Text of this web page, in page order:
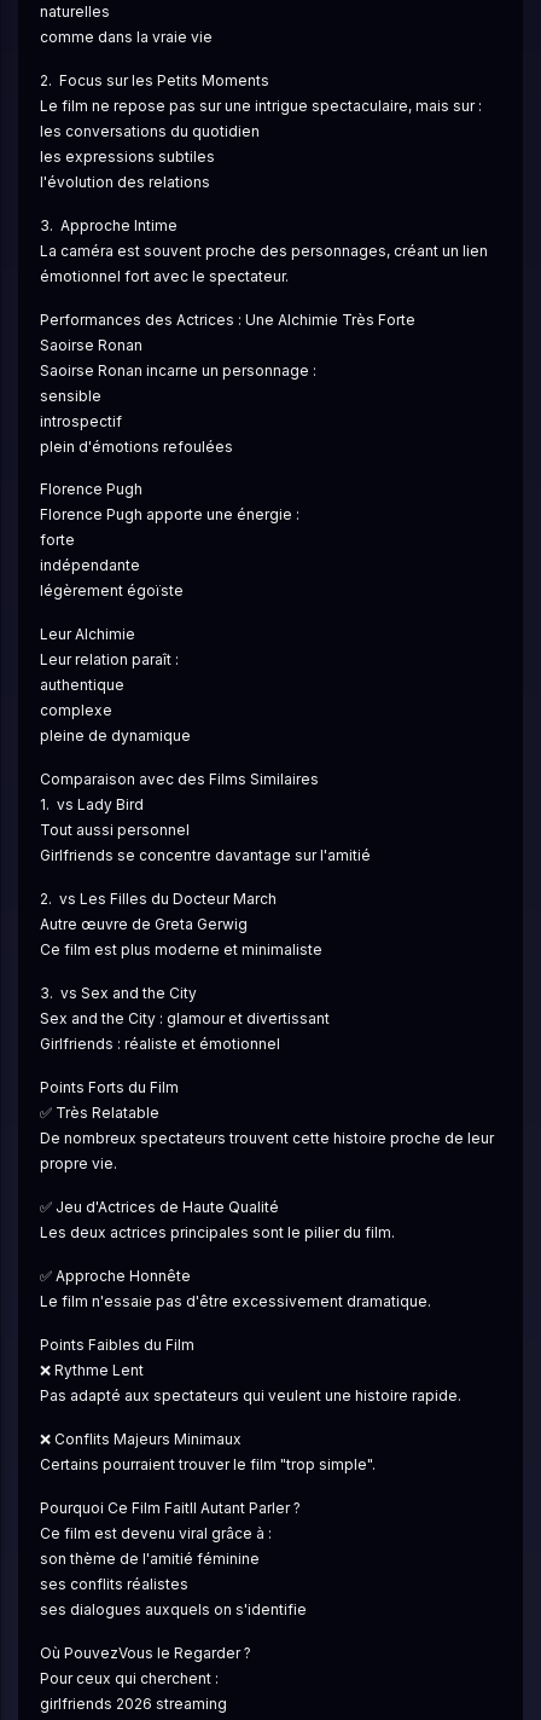
naturelles
comme dans la vraie vie
2.  Focus sur les Petits Moments
Le film ne repose pas sur une intrigue spectaculaire, mais sur :
les conversations du quotidien
les expressions subtiles
l'évolution des relations
3.  Approche Intime
La caméra est souvent proche des personnages, créant un lien
émotionnel fort avec le spectateur.
Performances des Actrices : Une Alchimie Très Forte
Saoirse Ronan
Saoirse Ronan incarne un personnage :
sensible
introspectif
plein d'émotions refoulées
Florence Pugh
Florence Pugh apporte une énergie :
forte
indépendante
légèrement égoïste
Leur Alchimie
Leur relation paraît :
authentique
complexe
pleine de dynamique
Comparaison avec des Films Similaires
1.  vs Lady Bird
Tout aussi personnel
Girlfriends se concentre davantage sur l'amitié
2.  vs Les Filles du Docteur March
Autre œuvre de Greta Gerwig
Ce film est plus moderne et minimaliste
3.  vs Sex and the City
Sex and the City : glamour et divertissant
Girlfriends : réaliste et émotionnel
Points Forts du Film
✅ Très Relatable
De nombreux spectateurs trouvent cette histoire proche de leur
propre vie.
✅ Jeu d'Actrices de Haute Qualité
Les deux actrices principales sont le pilier du film.
✅ Approche Honnête
Le film n'essaie pas d'être excessivement dramatique.
Points Faibles du Film
❌ Rythme Lent
Pas adapté aux spectateurs qui veulent une histoire rapide.
❌ Conflits Majeurs Minimaux
Certains pourraient trouver le film "trop simple".
Pourquoi Ce Film FaitIl Autant Parler ?
Ce film est devenu viral grâce à :
son thème de l'amitié féminine
ses conflits réalistes
ses dialogues auxquels on s'identifie
Où PouvezVous le Regarder ?
Pour ceux qui cherchent :
girlfriends 2026 streaming